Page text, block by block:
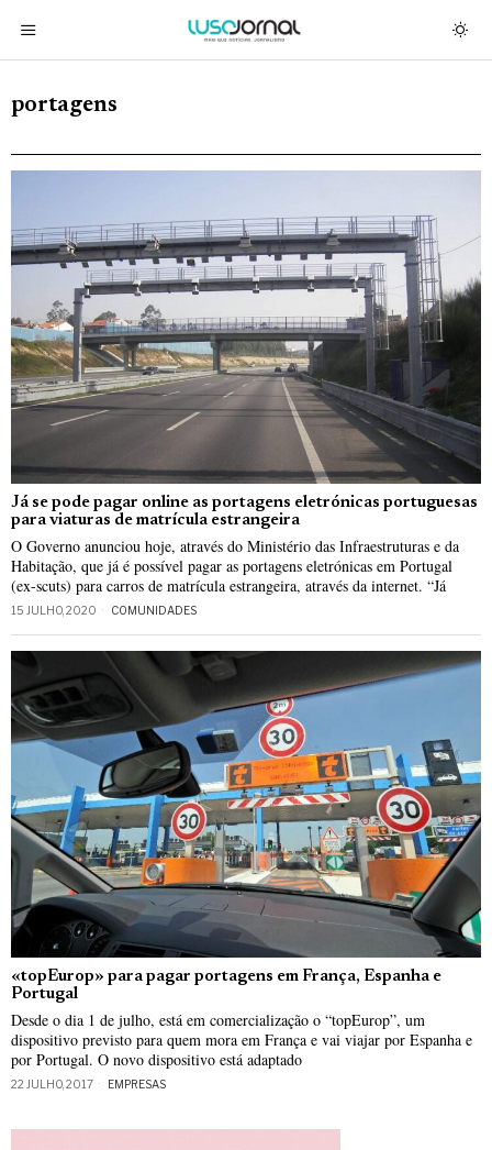
portagens
Já se pode pagar online as portagens eletrónicas portuguesas
para viaturas de matrícula estrangeira
O Governo anunciou hoje, através do Ministério das Infraestruturas e da
Habitação, que já é possível pagar as portagens eletrónicas em Portugal
(ex-scuts) para carros de matrícula estrangeira, através da internet. “Já
15 JULHO, 2020 COMUNIDADES
«topEurop» para pagar portagens em França, Espanha e
Portugal
Desde o dia 1 de julho, está em comercialização o “topEurop”, um
dispositivo previsto para quem mora em França e vai viajar por Espanha e
por Portugal. O novo dispositivo está adaptado
22 JULHO, 2017 EMPRESAS